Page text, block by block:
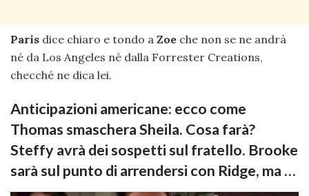
Paris dice chiaro e tondo a Zoe che non se ne andrà
né da Los Angeles né dalla Forrester Creations,
checché ne dica lei.
Anticipazioni americane: ecco come
Thomas smaschera Sheila. Cosa farà?
Steffy avrà dei sospetti sul fratello. Brooke
sarà sul punto di arrendersi con Ridge, ma …